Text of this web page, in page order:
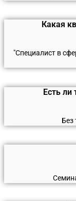
Какая
"Специалист в
Есть ли
Без